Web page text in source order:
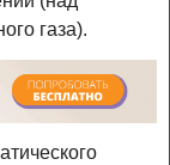
газа).